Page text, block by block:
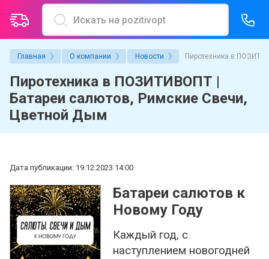
О компании
Политика конфиденциальности
Пользовательское соглашение
Новости
Производители
Акции
Вопросы и ответы
Услуги магазина
Надув воздушных шаров
Упаковка подарка
Аренда гелиевых баллонов
Печать на шарах
Главная О компании Новости Пиротехника в
Пиротехника в ПОЗИТИВОПТ |
Батареи салютов, Римские Свечи,
Цветной Дым
Дата публикации: 19.12.2023 14:00
Батареи салютов к
Новому Году
Каждый год, с
наступлением новогодней